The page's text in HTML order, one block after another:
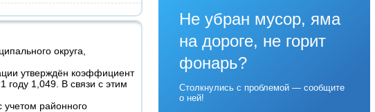
округа,
утверждён коэффициент
году 1,049. В связи с этим
учетом районного
Не убран мусор, яма
на дороге, не горит
фонарь?
Столкнулись с проблемой — сообщите
о ней!